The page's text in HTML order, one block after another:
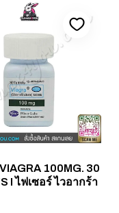
100MG. 30
I ไฟเซอร์ ไวอากร้า